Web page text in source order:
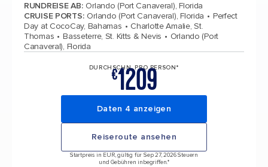
RUNDREISE AB: Orlando (Port Canaveral), Florida
CRUISE PORTS: Orlando (Port Canaveral), Florida
Perfect
Day at CocoCay, Bahamas
Charlotte Amalie, St.
Thomas
Basseterre, St. Kitts & Nevis
Orlando (Port
Canaveral), Florida
DURCHSCHN. PRO PERSON*
€1209
Daten 4 anzeigen
Reiseroute ansehen
Startpreis in EUR, gültig für Sep 27, 2026 Steuern
und Gebühren inbegriffen.*